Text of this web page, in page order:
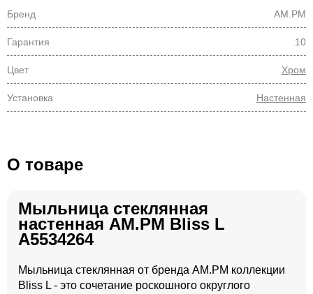
Бренд AM.PM
Гарантия 10
Цвет Хром
Установка Настенная
О товаре
Мыльница стеклянная
настенная AM.PM Bliss L
A5534264
Мыльница стеклянная от бренда AM.PM коллекции
Bliss L - это сочетание роскошного округлого